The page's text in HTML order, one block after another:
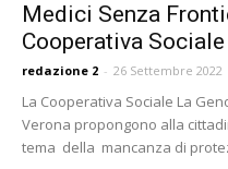
Medici Senza
Cooperativa Sociale
redazione 2 - 26 Settembre 2022
La Cooperativa Sociale La
Verona propongono alla
tema della mancanza di